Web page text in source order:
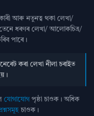
আৰু নতুনত্ব থকা লেখা/
ধৰণৰ লেখা/ আলোকচিত্ৰ/
পাৰে।
কৰা লেখা নীলা চৰাইত
যোগাযোগ পৃষ্ঠা চাওক। অধিক
চাওক।